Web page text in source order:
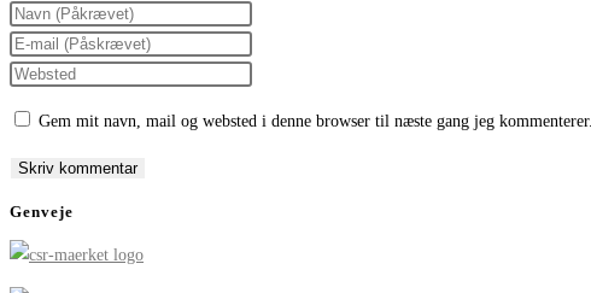
Enter
your
name
to
Enter
your
to
Enter
URL
Gem mit navn, mail og websted i denne browser til næste gang jeg kommenterer.
Genveje